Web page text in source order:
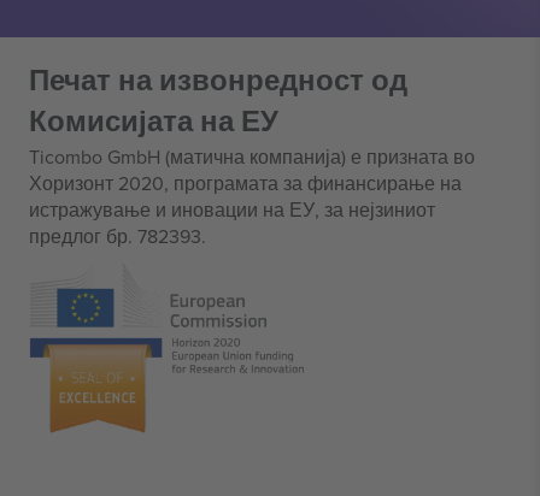
Печат на извонредност од
Комисијата на ЕУ
Ticombo GmbH (матична компанија) е призната во
Хоризонт 2020, програмата за финансирање на
истражување и иновации на ЕУ, за нејзиниот
предлог бр. 782393.